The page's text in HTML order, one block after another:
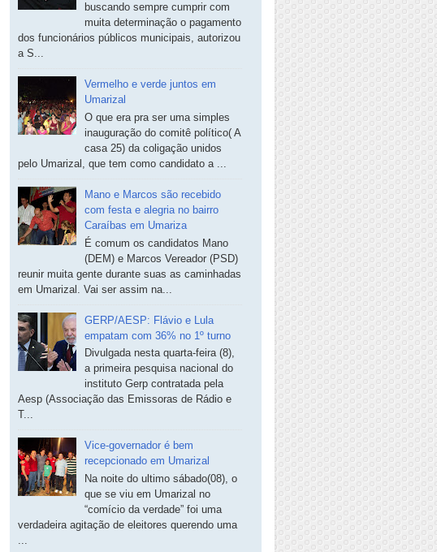
buscando sempre cumprir com
muita determinação o pagamento
dos funcionários públicos municipais, autorizou
a S...
Vermelho e verde juntos em
Umarizal
O que era pra ser uma simples
inauguração do comitê político( A
casa 25) da coligação unidos
pelo Umarizal, que tem como candidato a ...
Mano e Marcos são recebido
com festa e alegria no bairro
Caraíbas em Umariza
É comum os candidatos Mano
(DEM) e Marcos Vereador (PSD)
reunir muita gente durante suas as caminhadas
em Umarizal. Vai ser assim na...
GERP/AESP: Flávio e Lula
empatam com 36% no 1º turno
Divulgada nesta quarta-feira (8),
a primeira pesquisa nacional do
instituto Gerp contratada pela
Aesp (Associação das Emissoras de Rádio e
T...
Vice-governador é bem
recepcionado em Umarizal
Na noite do ultimo sábado(08), o
que se viu em Umarizal no
“comício da verdade” foi uma
verdadeira agitação de eleitores querendo uma